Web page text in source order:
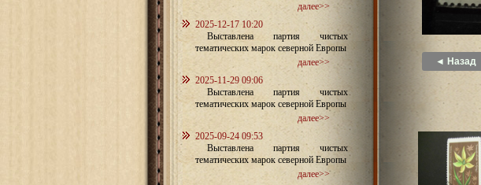
далее>>
2025-12-17 10:20
Выставлена партия чистых
тематических марок северной Европы
далее>>
2025-11-29 09:06
Выставлена партия чистых
тематических марок северной Европы
далее>>
2025-09-24 09:53
Выставлена партия чистых
тематических марок северной Европы
далее>>
◄ Назад